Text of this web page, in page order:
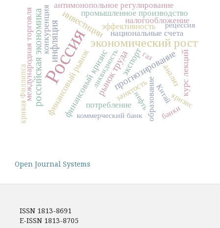
Россияэкономический рост
инфляция
российская экономика рынок труда
инвестиции
прогнозирование
финансовый кризис курс лекций
финансовый рынок
конкуренция
экспорт
международная торговля эффективность
образование
промышленное производство
антимонопольное регулирование
занятость
национальные счета
потребление
налогообложение
анализ
Китай
ликвидность газ
кризис
коммерческий банк
нефть
банки
кривая Филлипса
рецессия
Open Journal Systems
ISSN 1813-8691
E-ISSN 1813-8705